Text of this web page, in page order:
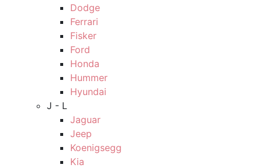
Dodge
Ferrari
Fisker
Ford
Honda
Hummer
Hyundai
J - L
Jaguar
Jeep
Koenigsegg
Kia